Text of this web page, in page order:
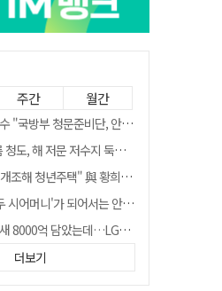
주간 월간
청문준비단, 안규백 탈영 알고있었다"
저문 저수지 둑에 군수가 서 있었다
년주택" 與 황희…'딸 학비는 年 4200만원'
어머니'가 되어서는 안된다
았는데…LG이노텍 목표주가는 왜 엇갈릴까
플러스 영주점, 7일 영업 재개…지하 1층만 운영
더보기